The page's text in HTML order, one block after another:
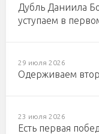
Дубль Даниила
уступаем в
29 июля 2026
Одерживаем
23 июля 2026
Есть первая